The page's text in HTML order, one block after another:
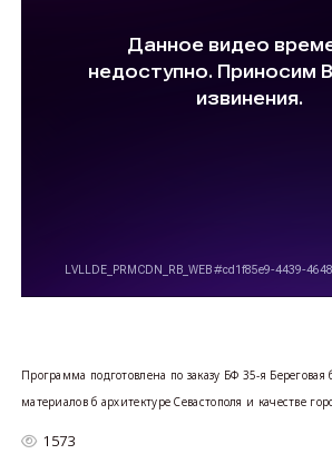
Программа подготовлена по заказу БФ 35-я Береговая
материалов б архитектуре Севастополя и качестве
1573